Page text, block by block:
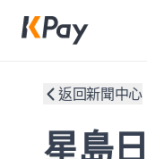
返回新聞中心
星島